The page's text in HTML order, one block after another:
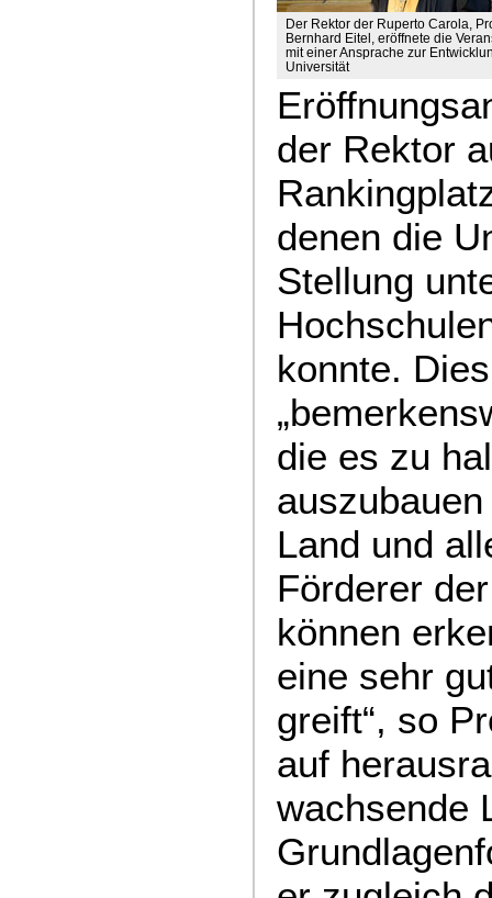
Der Rektor der Ruperto Carola,
Bernhard Eitel, eröffnete die
mit einer Ansprache zur
Universität
der Rektor
denen die
Stellung
konnte.
die es zu
Land und
Förderer
können
eine sehr
greift“, so
auf
wachsende